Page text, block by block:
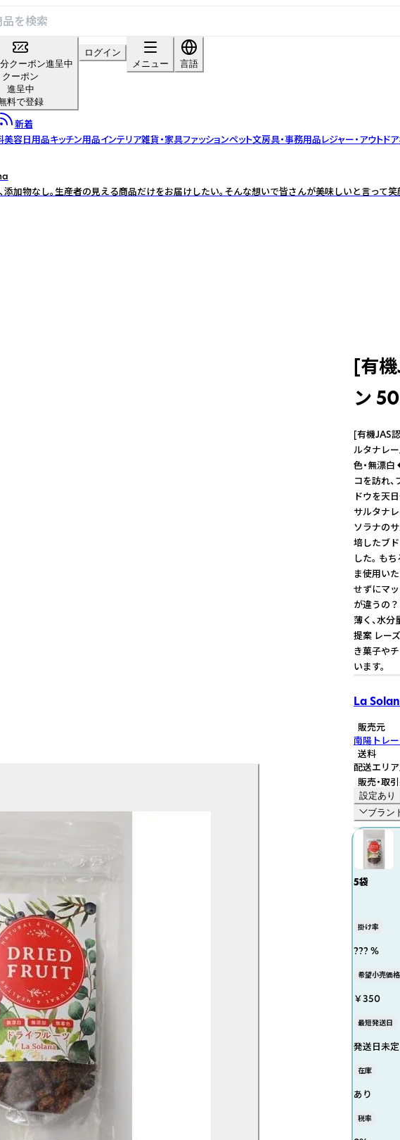
クーポン進呈中
クーポン
進呈中
料で登録
ログイン
メニュー
言語
新着
美容日用品キッチン用品インテリア雑貨・家具ファッションペット文房具・事務用品レジャー・アウトドア
添加物なし。生産者の見える商品だけをお届けしたい。そんな想いで皆さんが美味しいと言って
[有
ン
[有機JAS
ルタナレー
色・無漂
コを訪れ
ドウを天
サルタナ
ソラナの
培したブ
した。 も
ま使用い
せずにマ
が違うの
薄く、水
提案 レー
き菓子や
います。
La
販売元
南陽トレ
送料
配送エリ
販売・取
設定あり
ブラン
5袋
掛け率
??? %
希望小売価格
￥350
最短発送日
発送日未定
在庫
あり
税率